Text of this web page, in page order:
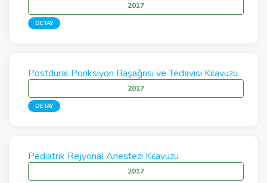
2017
DETAY
Postdural Ponksiyon Başağrısı ve Tedavisi Kılavuzu
2017
DETAY
Pediatrik Rejyonal Anestezi Kılavuzu
2017